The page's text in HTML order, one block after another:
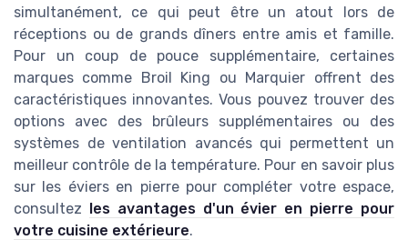
simultanément, ce qui peut être un atout lors de
réceptions ou de grands dîners entre amis et famille.
Pour un coup de pouce supplémentaire, certaines
marques comme Broil King ou Marquier offrent des
caractéristiques innovantes. Vous pouvez trouver des
options avec des brûleurs supplémentaires ou des
systèmes de ventilation avancés qui permettent un
meilleur contrôle de la température. Pour en savoir plus
sur les éviers en pierre pour compléter votre espace,
consultez les avantages d'un évier en pierre pour
votre cuisine extérieure.